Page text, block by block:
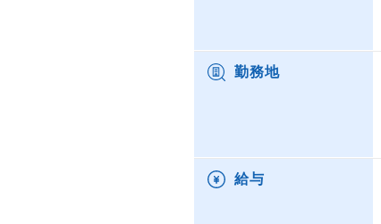
勤務地
給与